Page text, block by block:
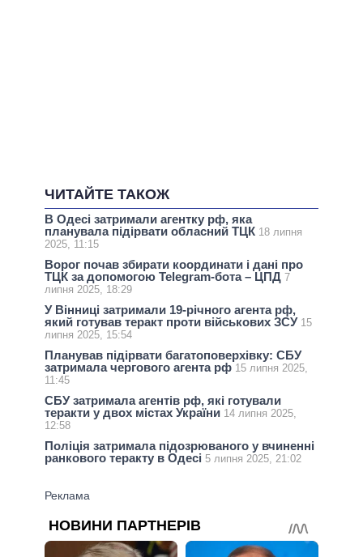
ЧИТАЙТЕ ТАКОЖ
В Одесі затримали агентку рф, яка
планувала підірвати обласний ТЦК 18 липня
2025, 11:15
Ворог почав збирати координати і дані про
ТЦК за допомогою Telegram-бота – ЦПД 7
липня 2025, 18:29
У Вінниці затримали 19-річного агента рф,
який готував теракт проти військових ЗСУ 15
липня 2025, 15:54
Планував підірвати багатоповерхівку: СБУ
затримала чергового агента рф 15 липня 2025,
11:45
СБУ затримала агентів рф, які готували
теракти у двох містах України 14 липня 2025,
12:58
Поліція затримала підозрюваного у вчиненні
ранкового теракту в Одесі 5 липня 2025, 21:02